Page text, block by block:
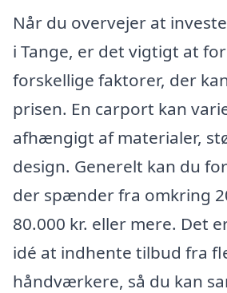
Når du overvejer at
i Tange, er det vigtigt at
forskellige faktorer, der
prisen. En carport kan
afhængigt af materialer,
design. Generelt kan du
der spænder fra omkring
80.000 kr. eller mere. Det
idé at indhente tilbud fra
håndværkere, så du kan